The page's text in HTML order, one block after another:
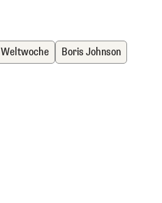
Weltwoche Boris Johnson